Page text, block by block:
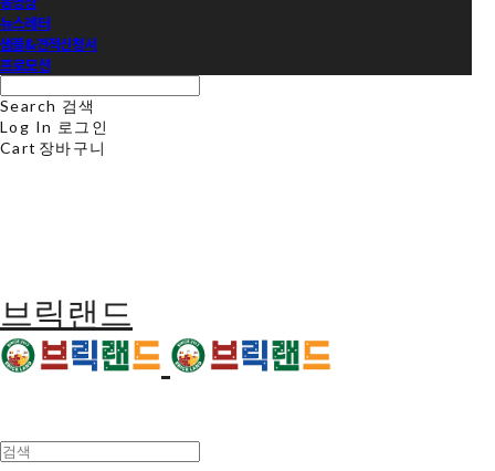
뉴스레터
샘플&견적신청서
프로모션
Search 검색
Log In 로그인
Cart 장바구니
브릭랜드